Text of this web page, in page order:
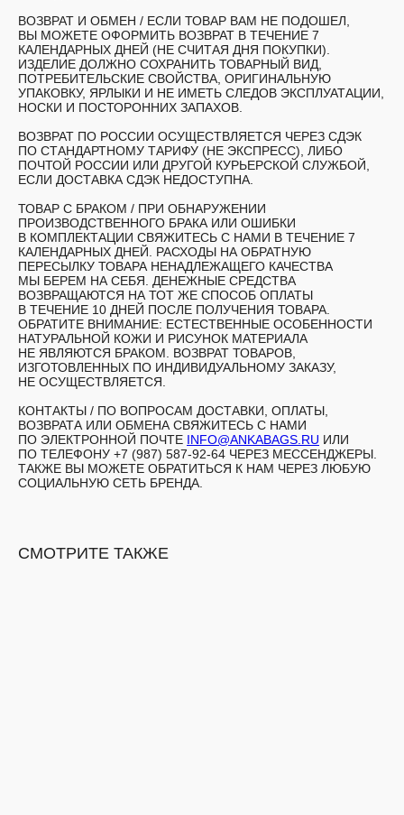
ВОЗВРАТ И ОБМЕН / ЕСЛИ ТОВАР ВАМ НЕ ПОДОШЕЛ,
ВЫ МОЖЕТЕ ОФОРМИТЬ ВОЗВРАТ В ТЕЧЕНИЕ 7
КАЛЕНДАРНЫХ ДНЕЙ (НЕ СЧИТАЯ ДНЯ ПОКУПКИ).
ИЗДЕЛИЕ ДОЛЖНО СОХРАНИТЬ ТОВАРНЫЙ ВИД,
ПОТРЕБИТЕЛЬСКИЕ СВОЙСТВА, ОРИГИНАЛЬНУЮ
УПАКОВКУ, ЯРЛЫКИ И НЕ ИМЕТЬ СЛЕДОВ ЭКСПЛУАТАЦИИ,
НОСКИ И ПОСТОРОННИХ ЗАПАХОВ.
ВОЗВРАТ ПО РОССИИ ОСУЩЕСТВЛЯЕТСЯ ЧЕРЕЗ СДЭК
ПО СТАНДАРТНОМУ ТАРИФУ (НЕ ЭКСПРЕСС), ЛИБО
ПОЧТОЙ РОССИИ ИЛИ ДРУГОЙ КУРЬЕРСКОЙ СЛУЖБОЙ,
ЕСЛИ ДОСТАВКА СДЭК НЕДОСТУПНА.
ТОВАР С БРАКОМ / ПРИ ОБНАРУЖЕНИИ
ПРОИЗВОДСТВЕННОГО БРАКА ИЛИ ОШИБКИ
В КОМПЛЕКТАЦИИ СВЯЖИТЕСЬ С НАМИ В ТЕЧЕНИЕ 7
КАЛЕНДАРНЫХ ДНЕЙ. РАСХОДЫ НА ОБРАТНУЮ
ПЕРЕСЫЛКУ ТОВАРА НЕНАДЛЕЖАЩЕГО КАЧЕСТВА
МЫ БЕРЕМ НА СЕБЯ. ДЕНЕЖНЫЕ СРЕДСТВА
ВОЗВРАЩАЮТСЯ НА ТОТ ЖЕ СПОСОБ ОПЛАТЫ
В ТЕЧЕНИЕ 10 ДНЕЙ ПОСЛЕ ПОЛУЧЕНИЯ ТОВАРА.
ОБРАТИТЕ ВНИМАНИЕ: ЕСТЕСТВЕННЫЕ ОСОБЕННОСТИ
НАТУРАЛЬНОЙ КОЖИ И РИСУНОК МАТЕРИАЛА
НЕ ЯВЛЯЮТСЯ БРАКОМ. ВОЗВРАТ ТОВАРОВ,
ИЗГОТОВЛЕННЫХ ПО ИНДИВИДУАЛЬНОМУ ЗАКАЗУ,
НЕ ОСУЩЕСТВЛЯЕТСЯ.
КОНТАКТЫ / ПО ВОПРОСАМ ДОСТАВКИ, ОПЛАТЫ,
ВОЗВРАТА ИЛИ ОБМЕНА СВЯЖИТЕСЬ С НАМИ
ПО ЭЛЕКТРОННОЙ ПОЧТЕ INFO@ANKABAGS.RU ИЛИ
ПО ТЕЛЕФОНУ +7 (987) 587-92-64 ЧЕРЕЗ МЕССЕНДЖЕРЫ.
ТАКЖЕ ВЫ МОЖЕТЕ ОБРАТИТЬСЯ К НАМ ЧЕРЕЗ ЛЮБУЮ
СОЦИАЛЬНУЮ СЕТЬ БРЕНДА.
СМОТРИТЕ ТАКЖЕ